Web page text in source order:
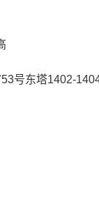
号东塔1402-